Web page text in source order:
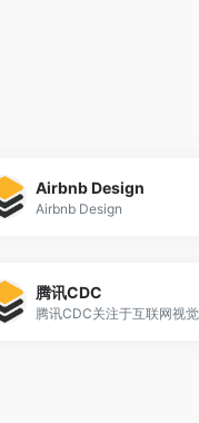
Airbnb Design
Airbnb Design
腾讯CDC